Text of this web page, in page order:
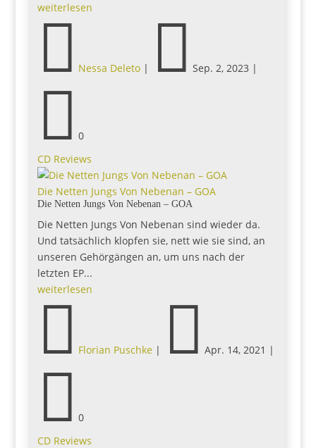
weiterlesen
 Nessa Deleto|  Sep. 2, 2023 |
 0
CD Reviews
Die Netten Jungs Von Nebenan – GOA
Die Netten Jungs Von Nebenan – GOA
Die Netten Jungs Von Nebenan sind wieder da.
Und tatsächlich klopfen sie, nett wie sie sind, an
unseren Gehörgängen an, um uns nach der
letzten EP...
weiterlesen
 Florian Puschke|  Apr. 14, 2021 |
 0
CD Reviews